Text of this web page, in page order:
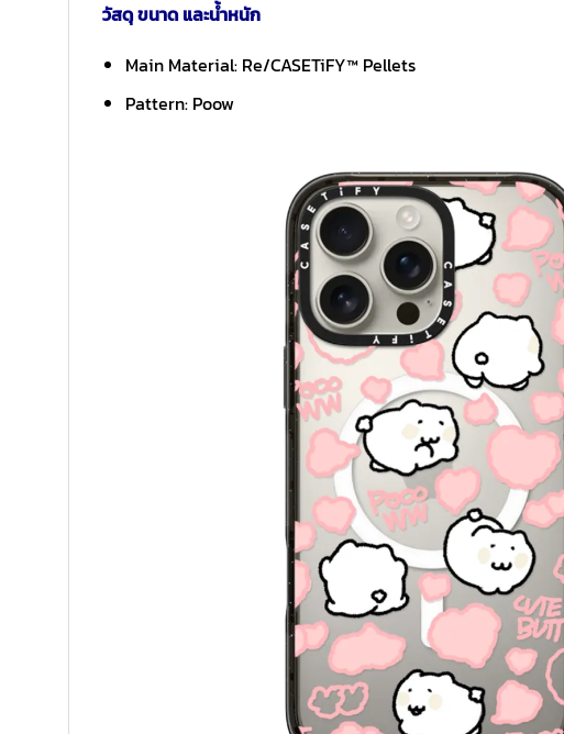
วัสดุ ขนาด และน้ำหนัก
Main Material: Re/CASETiFY™ Pellets
Pattern: Poow